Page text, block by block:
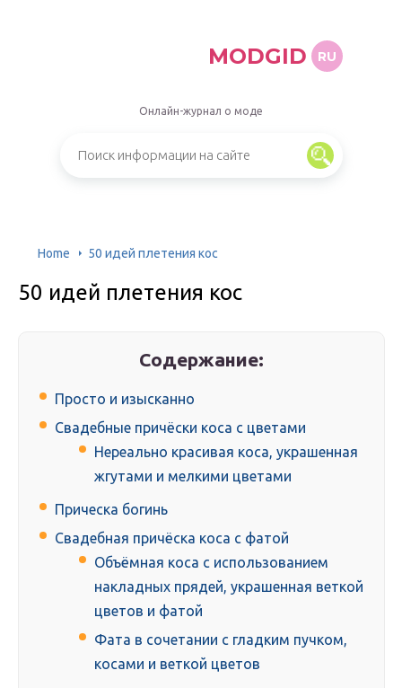
MODGID RU
Онлайн-журнал о моде
Home 50 идей плетения кос
50 идей плетения кос
Содержание:
Просто и изысканно
Свадебные причёски коса с цветами
Нереально красивая коса, украшенная
жгутами и мелкими цветами
Прическа богинь
Свадебная причёска коса с фатой
Объёмная коса с использованием
накладных прядей, украшенная веткой
цветов и фатой
Фата в сочетании с гладким пучком,
косами и веткой цветов